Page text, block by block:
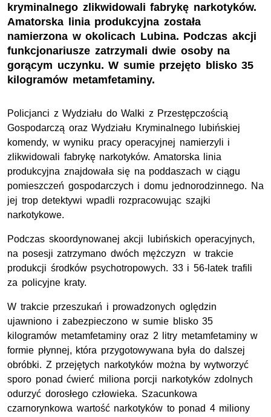
kryminalnego zlikwidowali fabrykę narkotyków.
Amatorska linia produkcyjna została
namierzona w okolicach Lubina. Podczas akcji
funkcjonariusze zatrzymali dwie osoby na
gorącym uczynku. W sumie przejęto blisko 35
kilogramów metamfetaminy.
Policjanci z Wydziału do Walki z Przestępczością
Gospodarczą oraz Wydziału Kryminalnego lubińskiej
komendy, w wyniku pracy operacyjnej namierzyli i
zlikwidowali fabrykę narkotyków. Amatorska linia
produkcyjna znajdowała się na poddaszach w ciągu
pomieszczeń gospodarczych i domu jednorodzinnego. Na
jej trop detektywi wpadli rozpracowując szajki
narkotykowe.
Podczas skoordynowanej akcji lubińskich operacyjnych,
na posesji zatrzymano dwóch mężczyzn w trakcie
produkcji środków psychotropowych. 33 i 56-latek trafili
za policyjne kraty.
W trakcie przeszukań i prowadzonych oględzin
ujawniono i zabezpieczono w sumie blisko 35
kilogramów metamfetaminy oraz 2 litry metamfetaminy w
formie płynnej, która przygotowywana była do dalszej
obróbki. Z przejętych narkotyków można by wytworzyć
sporo ponad ćwierć miliona porcji narkotyków zdolnych
odurzyć dorosłego człowieka. Szacunkowa
czarnorynkowa wartość narkotyków to ponad 4 miliony